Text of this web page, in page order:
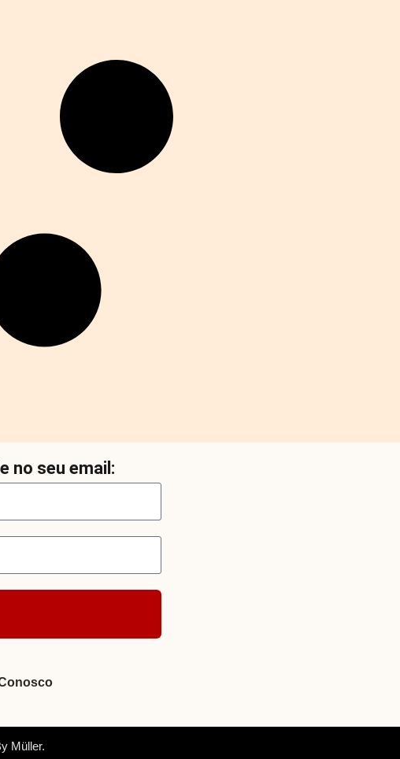
no seu email:
Müller.